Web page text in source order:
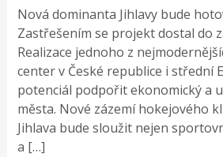
Nová dominanta Jihlavy bude
Zastřešením se projekt dostal do
Realizace jednoho z
center v České republice i střední
potenciál podpořit ekonomický a
města. Nové zázemí hokejového
Jihlava bude sloužit nejen
a […]